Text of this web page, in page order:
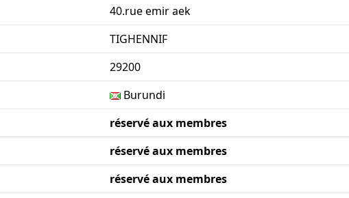
40.rue emir aek
TIGHENNIF
29200
Burundi
réservé aux membres
réservé aux membres
réservé aux membres